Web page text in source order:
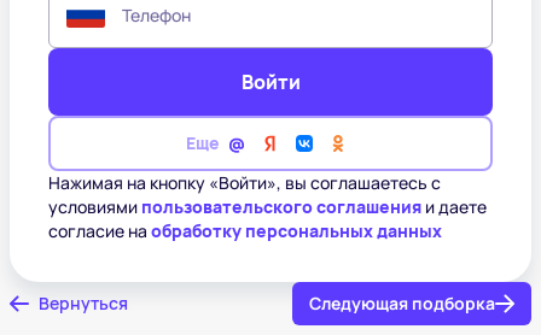
Телефон
Войти
Еще
Нажимая на кнопку «Войти», вы соглашаетесь с
условиями пользовательского соглашения и даете
согласие на обработку персональных данных
Вернуться Следующая подборка